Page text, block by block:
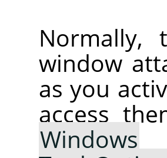
window
as you
access
Windows